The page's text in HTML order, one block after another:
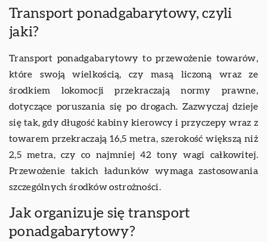
Transport ponadgabarytowy, czyli
jaki?
Transport ponadgabarytowy to przewożenie towarów,
które swoją wielkością, czy masą liczoną wraz ze
środkiem lokomocji przekraczają normy prawne,
dotyczące poruszania się po drogach. Zazwyczaj dzieje
się tak, gdy długość kabiny kierowcy i przyczepy wraz z
towarem przekraczają 16,5 metra, szerokość większą niż
2,5 metra, czy co najmniej 42 tony wagi całkowitej.
Przewożenie takich ładunków wymaga zastosowania
szczególnych środków ostrożności.
Jak organizuje się transport
ponadgabarytowy?